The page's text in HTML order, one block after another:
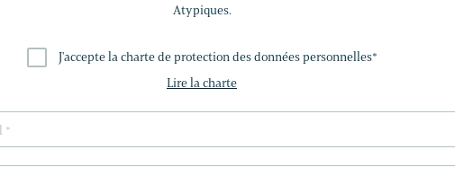
Atypiques.
J'accepte la charte de protection des données personnelles*
Lire la charte